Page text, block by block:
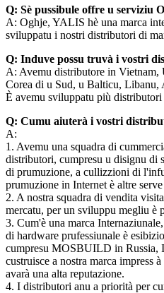
Q: Sè pussibule offre u serviziu
A: Oghje, YALIS hè una marca
sviluppatu i nostri distributori di
Q: Induve possu truvà i vostri
A: Avemu distributore in Vietnam,
Corea di u Sud, u Balticu, Libanu,
È avemu sviluppatu più
Q: Cumu aiuterà i vostri
A:
1. Avemu una squadra di
distributori, cumpresu u disignu di
di prumuzione, a cullizzioni di
prumuzione in Internet è altre
2. A nostra squadra di vendita
mercatu, per un sviluppu megliu è
3. Cum'è una marca
di hardware prufessiunale è
cumpresu MOSBUILD in Russia,
custruisce a nostra marca impress
avarà una alta reputazione.
4. I distributori anu a priorità per